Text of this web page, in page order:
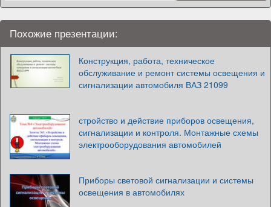
Похожие презентации:
Конструкция, работа, техническое
обслуживание и ремонт системы освещения и
сигнализации автомобиля ВАЗ 21099
стройство и действие приборов освещения,
сигнализации и контроля. Монтажные схемы
электрооборудования автомобилей
Приборы световой сигнализации и системы
освещения в автомобилях